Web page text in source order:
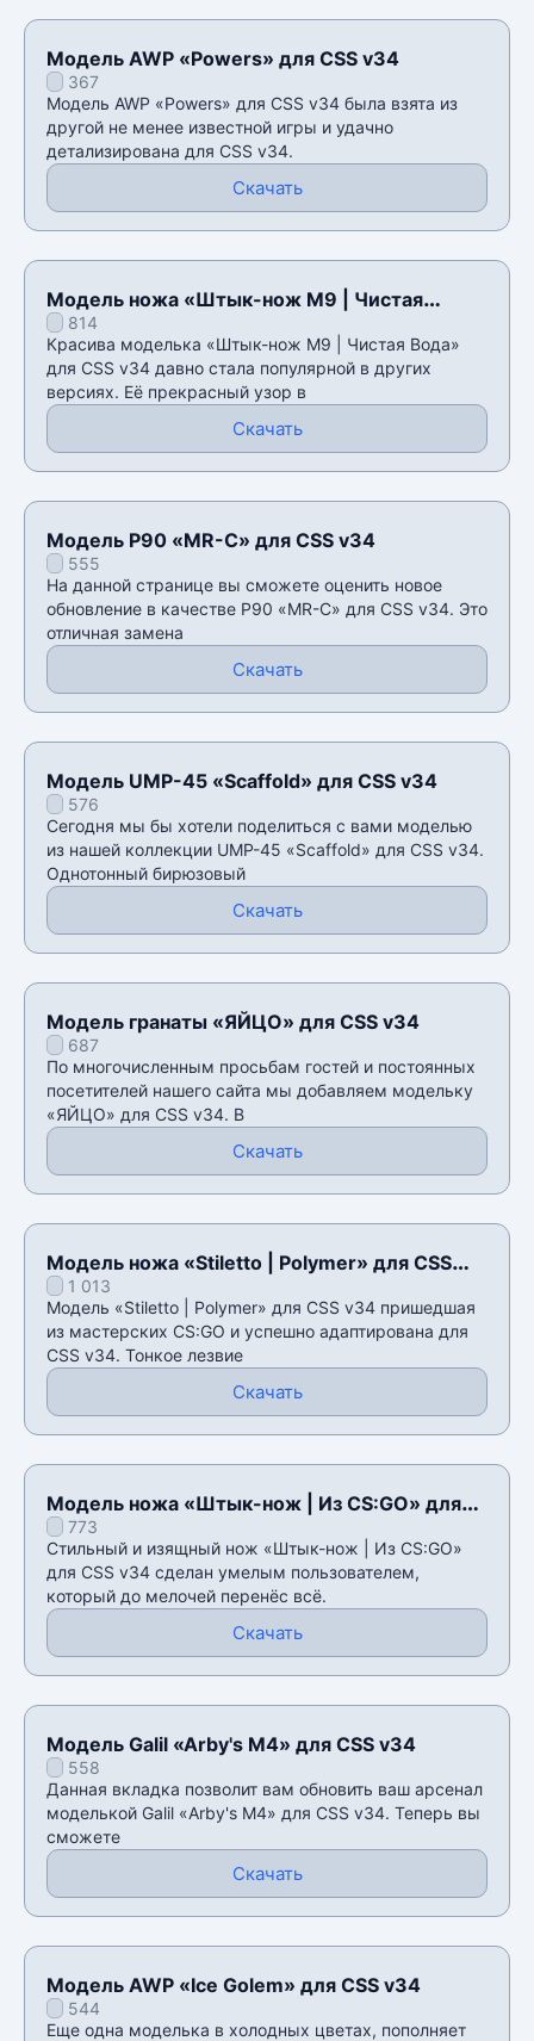
Модель AWP «Powers» для CSS v34
367
Модель AWP «Powers» для CSS v34 была взята из
другой не менее известной игры и удачно
детализирована для CSS v34.
Скачать
Модель ножа «Штык-нож M9 | Чистая
Вода» для CSS v34
814
Красива моделька «Штык-нож M9 | Чистая Вода»
для CSS v34 давно стала популярной в других
версиях. Её прекрасный узор в
Скачать
Модель P90 «MR-C» для CSS v34
555
На данной странице вы сможете оценить новое
обновление в качестве P90 «MR-C» для CSS v34. Это
отличная замена
Скачать
Модель UMP-45 «Scaffold» для CSS v34
576
Сегодня мы бы хотели поделиться с вами моделью
из нашей коллекции UMP-45 «Scaffold» для CSS v34.
Однотонный бирюзовый
Скачать
Модель гранаты «ЯЙЦО» для CSS v34
687
По многочисленным просьбам гостей и постоянных
посетителей нашего сайта мы добавляем модельку
«ЯЙЦО» для CSS v34. В
Скачать
Модель ножа «Stiletto | Polymer» для CSS
v341 013
Модель «Stiletto | Polymer» для CSS v34 пришедшая
из мастерских CS:GO и успешно адаптирована для
CSS v34. Тонкое лезвие
Скачать
Модель ножа «Штык-нож | Из CS:GO» для
CSS v34
773
Стильный и изящный нож «Штык-нож | Из CS:GO»
для CSS v34 сделан умелым пользователем,
который до мелочей перенёс всё.
Скачать
Модель Galil «Arby's M4» для CSS v34
558
Данная вкладка позволит вам обновить ваш арсенал
моделькой Galil «Arby's M4» для CSS v34. Теперь вы
сможете
Скачать
Модель AWP «Ice Golem» для CSS v34
544
Еще одна моделька в холодных цветах, пополняет